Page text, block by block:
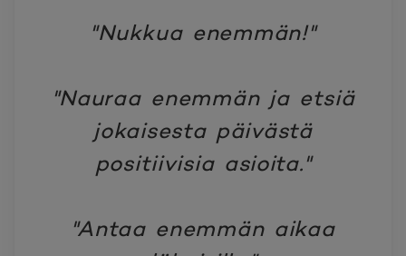
"Nukkua enemmän!"
"Nauraa enemmän ja etsiä
jokaisesta päivästä
positiivisia asioita."
"Antaa enemmän aikaa